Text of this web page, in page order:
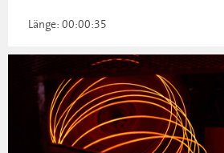
Länge: 00:00:35